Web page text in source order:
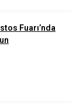
Fuarı’nda